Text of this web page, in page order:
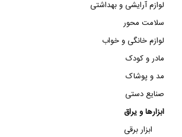
لوازم آرایشی و بهداشتی
سلامت محور
لوازم خانگی و خواب
مادر و کودک
مد و پوشاک
صنایع دستی
ابزارها و یراق
ابزار برقی